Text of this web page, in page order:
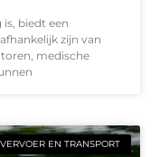
is, biedt een
zijn van
medische
VERVOER EN TRANSPORT